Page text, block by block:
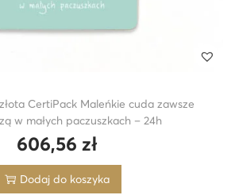
CertiPack Maleńkie cuda zawsze
w małych paczuszkach – 24h
606,56 zł
Dodaj do koszyka